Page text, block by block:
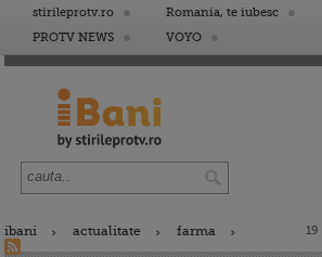
stirileprotv.ro Romania, te iubesc
PROTV NEWS
VOYO
ibani actualitate farma